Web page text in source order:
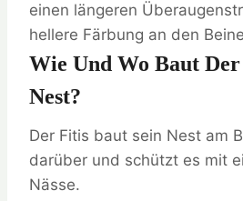
einen längeren
hellere Färbung an den
Wie Und Wo Baut
Nest?
Der Fitis baut sein Nest am
darüber und schützt es mit
Nässe.